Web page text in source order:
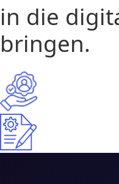
in die
bringen.